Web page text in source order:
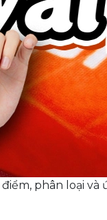
phân loại